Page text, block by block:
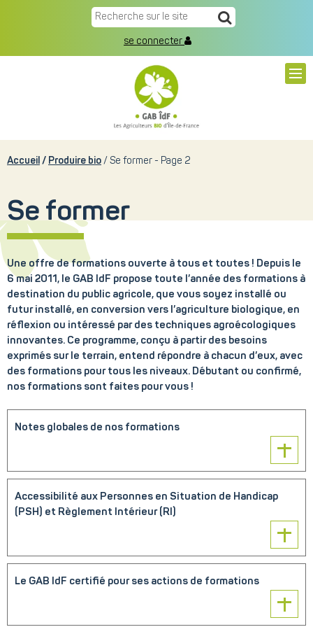
se connecter
Accueil Produire bio Se former - Page 2
Se former
Une offre de formations ouverte à tous et toutes ! Depuis le
6 mai 2011, le GAB IdF propose toute l’année des formations à
destination du public agricole, que vous soyez installé ou
futur installé, en conversion vers l’agriculture biologique, en
réflexion ou intéressé par des techniques agroécologiques
innovantes. Ce programme, conçu à partir des besoins
exprimés sur le terrain, entend répondre à chacun d’eux, avec
des formations pour tous les niveaux. Débutant ou confirmé,
nos formations sont faites pour vous !
Notes globales de nos formations
Année de référence 2022
semestre)
15 formations 14
110 bénéficiaires 117
Organisation globale de la journée 4,7/5
4,7/5 4,9/5
Accessibilité aux Personnes en Situation de Handicap
(PSH) et Règlement Intérieur (RI)
Nos formations sont accessibles aux personnes en situation de
bien par mail à formation@bioiledefrance.fr
Notre Règlement Intérieur (RI) pour l'Organisme de Formation
Le GAB IdF certifié pour ses actions de formations
Le GAB Île-de-France a obtenu le certificat de conformité au